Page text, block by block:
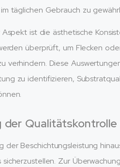
täglichen Gebrauch zu
ist die ästhetische
überprüft, um Flecken
verhindern. Diese
zu identifizieren,
der Beschichtungsleistung
sicherzustellen. Zur